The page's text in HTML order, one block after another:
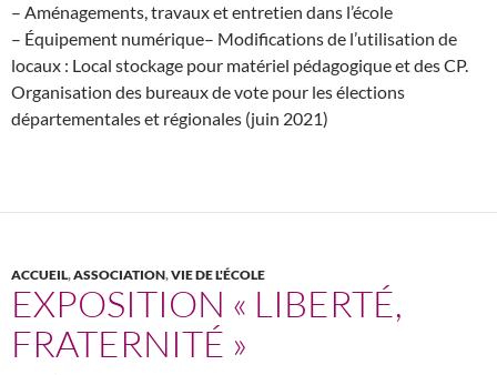
– Aménagements, travaux et entretien dans l’école
– Équipement numérique– Modifications de l’utilisation de
locaux : Local stockage pour matériel pédagogique et des CP.
Organisation des bureaux de vote pour les élections
départementales et régionales (juin 2021)
ACCUEIL,ASSOCIATION,VIE DE L'ÉCOLE
EXPOSITION « LIBERTÉ,
FRATERNITÉ »